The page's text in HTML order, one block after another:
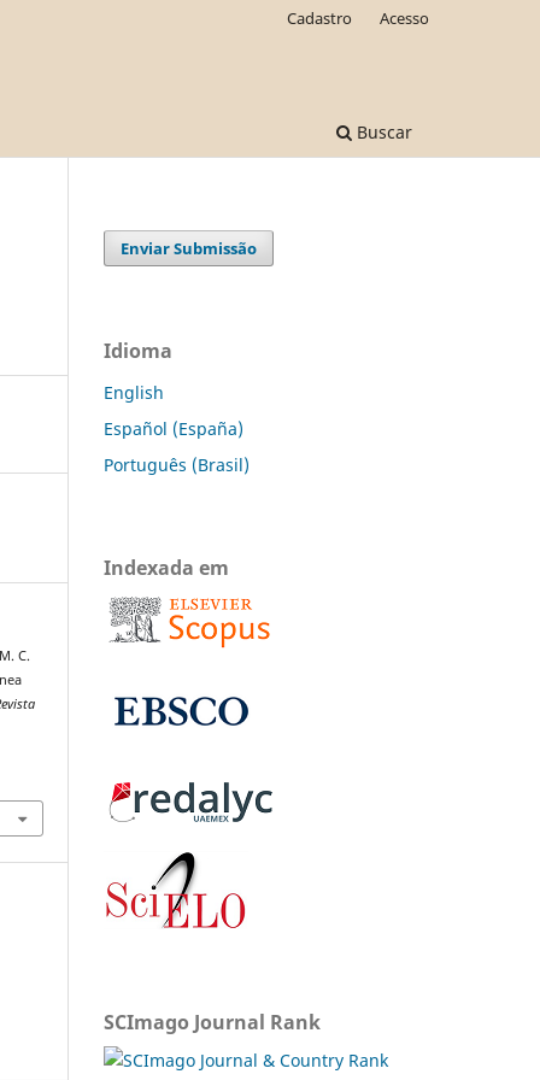
Buscar
Cadastro Acesso
C.
Enviar Submissão
Idioma
English
Español (España)
Português (Brasil)
Indexada em
SCImago Journal Rank